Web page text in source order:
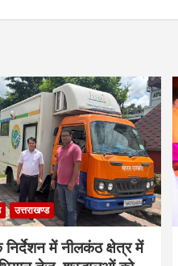
उत्तराखण्ड
निर्देशन में नीलकंठ क्षेत्र में